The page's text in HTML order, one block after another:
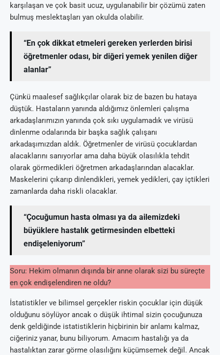
karşılaşan ve çok basit ucuz, uygulanabilir bir çözümü zaten
bulmuş meslektaşları yan okulda olabilir.
“En çok dikkat etmeleri gereken yerlerden birisi
öğretmenler odası, bir diğeri yemek yenilen diğer
alanlar”
Çünkü maalesef sağlıkçılar olarak biz de bazen bu hataya
düştük. Hastaların yanında aldığımız önlemleri çalışma
arkadaşlarımızın yanında çok sıkı uygulamadık ve virüsü
dinlenme odalarında bir başka sağlık çalışanı
arkadaşımızdan aldık. Öğretmenler de virüsü çocuklardan
alacaklarını sanıyorlar ama daha büyük olasılıkla tehdit
olarak görmedikleri öğretmen arkadaşlarından alacaklar.
Maskelerini çıkarıp dinlendikleri, yemek yedikleri, çay içtikleri
zamanlarda daha riskli olacaklar.
“Çocuğumun hasta olması ya da ailemizdeki
büyüklere hastalık getirmesinden elbetteki
endişeleniyorum”
Soru: Hekim olmanın dışında bir anne olarak sizi bu süreçte
en çok endişelendiren ne oldu?
İstatistikler ve bilimsel gerçekler riskin çocuklar için düşük
olduğunu söylüyor ancak o düşük ihtimal sizin çocuğunuza
denk geldiğinde istatistiklerin hiçbirinin bir anlamı kalmaz,
ciğeriniz yanar, bunu biliyorum. Amacım hastalığı ya da
hastalıktan zarar görme olasılığını küçümsemek değil. Ancak